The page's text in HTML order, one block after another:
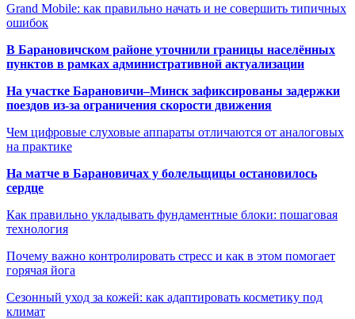
Grand Mobile: как правильно начать и не совершить типичных
ошибок
В Барановичском районе уточнили границы населённых
пунктов в рамках административной актуализации
На участке Барановичи–Минск зафиксированы задержки
поездов из-за ограничения скорости движения
Чем цифровые слуховые аппараты отличаются от аналоговых
на практике
На матче в Барановичах у болельщицы остановилось
сердце
Как правильно укладывать фундаментные блоки: пошаговая
технология
Почему важно контролировать стресс и как в этом помогает
горячая йога
Сезонный уход за кожей: как адаптировать косметику под
климат